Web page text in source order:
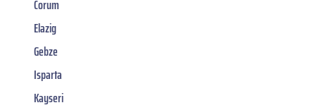
Corum
Elazig
Gebze
Isparta
Kayseri